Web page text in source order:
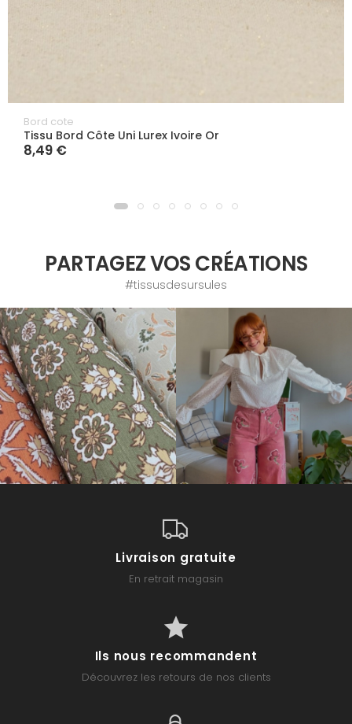
Bord cote
Tissu Bord Côte Uni Lurex Ivoire Or
8,49 €
PARTAGEZ VOS CRÉATIONS
#tissusdesursules
Livraison gratuite
En retrait magasin
Ils nous recommandent
Découvrez les retours de nos clients